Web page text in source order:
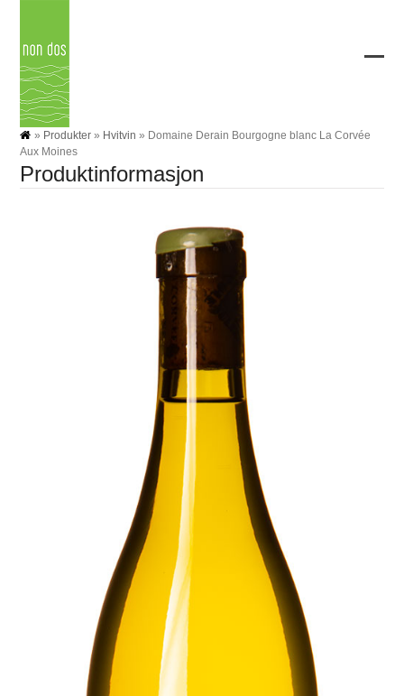
content
» Produkter » Hvitvin » Domaine Derain Bourgogne blanc La Corvée
Aux Moines
Produktinformasjon